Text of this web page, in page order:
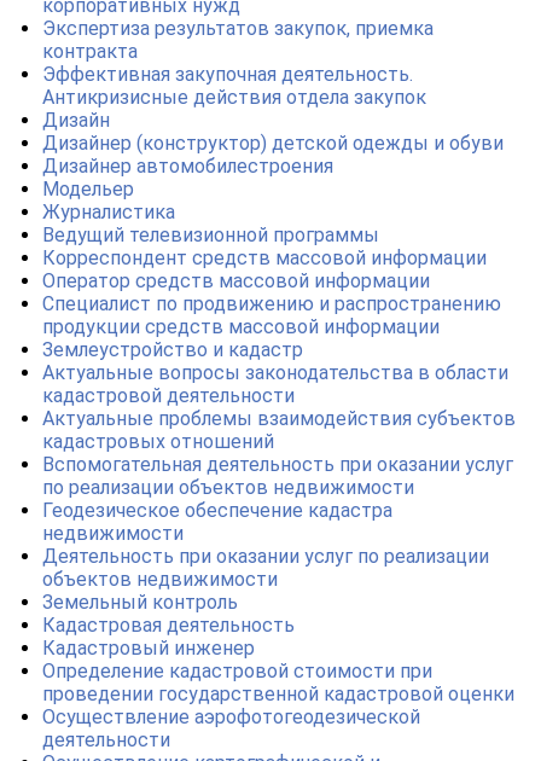
корпоративных нужд
Экспертиза результатов закупок, приемка
контракта
Эффективная закупочная деятельность.
Антикризисные действия отдела закупок
Дизайн
Дизайнер (конструктор) детской одежды и обуви
Дизайнер автомобилестроения
Модельер
Журналистика
Ведущий телевизионной программы
Корреспондент средств массовой информации
Оператор средств массовой информации
Специалист по продвижению и распространению
продукции средств массовой информации
Землеустройство и кадастр
Актуальные вопросы законодательства в области
кадастровой деятельности
Актуальные проблемы взаимодействия субъектов
кадастровых отношений
Вспомогательная деятельность при оказании услуг
по реализации объектов недвижимости
Геодезическое обеспечение кадастра
недвижимости
Деятельность при оказании услуг по реализации
объектов недвижимости
Земельный контроль
Кадастровая деятельность
Кадастровый инженер
Определение кадастровой стоимости при
проведении государственной кадастровой оценки
Осуществление аэрофотогеодезической
деятельности